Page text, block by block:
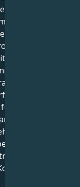
und ein
einer
gibt es
zu einem
Drang nach
anderen zu
Ihre Neigung
Es ist
zwischen
Das liegt
und Ihr
geraten